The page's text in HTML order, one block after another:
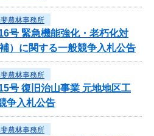
農林事務所
号 緊急機能強化・老朽化対
）に関する一般競争入札公告
農林事務所
号 復旧治山事業 元地地区工
争入札公告
農林事務所